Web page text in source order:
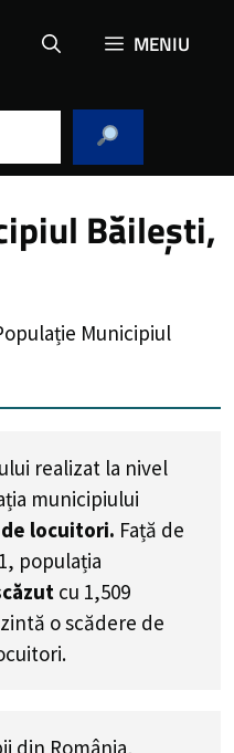
MENIU
Băilești,
Municipiul
realizat la nivel
municipiului
de locuitori. Față de
populația
cu 1,509
o scădere de
.
din România,